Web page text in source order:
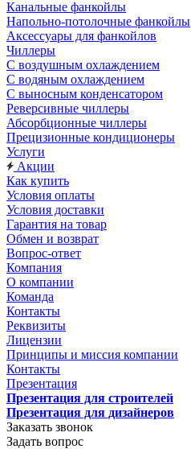
Канальные фанкойлы
Напольно-потолочные фанкойлы
Аксессуары для фанкойлов
Чиллеры
С воздушным охлаждением
С водяным охлаждением
С выносным конденсатором
Реверсивные чиллеры
Абсорбционные чиллеры
Прецизионные кондиционеры
Услуги
Акции
Как купить
Условия оплаты
Условия доставки
Гарантия на товар
Обмен и возврат
Вопрос-ответ
Компания
О компании
Команда
Контакты
Реквизиты
Лицензии
Принципы и миссия компании
Контакты
Презентация
Презентация для строителей
Презентация для дизайнеров
Заказать звонок
Задать вопрос